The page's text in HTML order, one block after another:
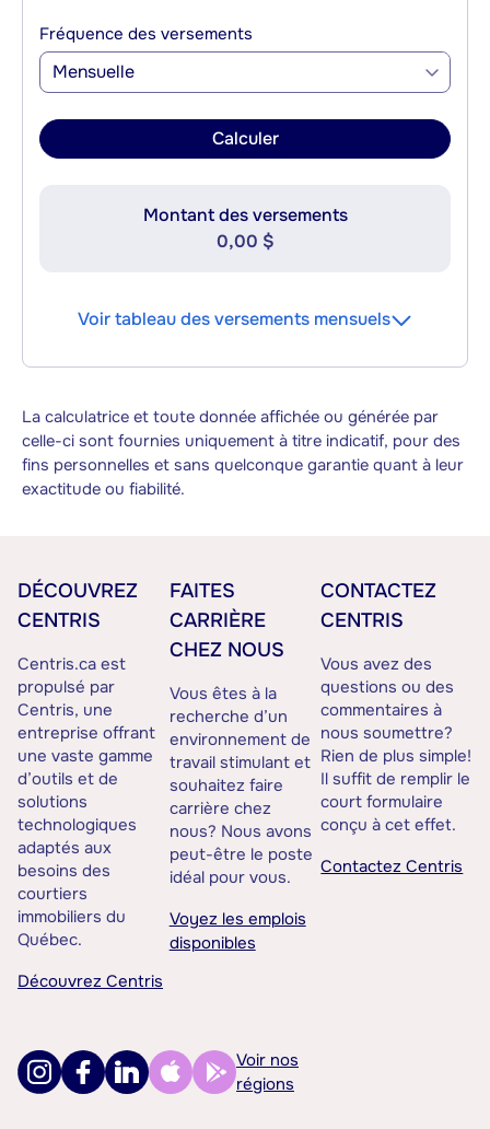
Fréquence des versements
Mensuelle
Calculer
Montant des versements
0,00 $
Voir tableau des versements mensuels
La calculatrice et toute donnée affichée ou générée par
celle-ci sont fournies uniquement à titre indicatif, pour des
fins personnelles et sans quelconque garantie quant à leur
exactitude ou fiabilité.
DÉCOUVREZ
CENTRIS
Centris.ca est
propulsé par
Centris, une
entreprise offrant
une vaste gamme
d’outils et de
solutions
technologiques
adaptés aux
besoins des
courtiers
immobiliers du
Québec.
Découvrez Centris
FAITES
CARRIÈRE
CHEZ NOUS
Vous êtes à la
recherche d’un
environnement de
travail stimulant et
souhaitez faire
carrière chez
nous? Nous avons
peut-être le poste
idéal pour vous.
Voyez les emplois
disponibles
CONTACTEZ
CENTRIS
Vous avez des
questions ou des
commentaires à
nous soumettre?
Rien de plus simple!
Il suffit de remplir le
court formulaire
conçu à cet effet.
Contactez Centris
Voir nos
régions